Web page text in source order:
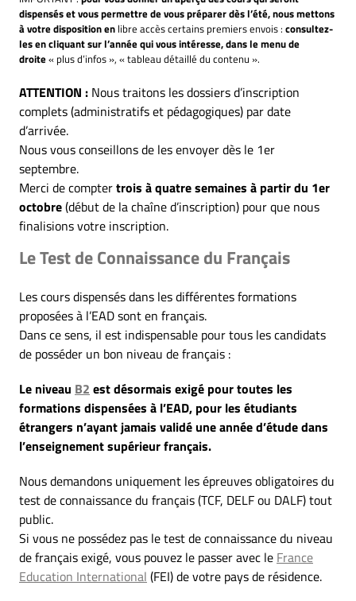
dispensés et vous permettre de vous préparer dès l’été, nous mettons
à votre disposition en libre accès certains premiers envois : consultez-
les en cliquant sur l’année qui vous intéresse, dans le menu de
droite« plus d’infos », « tableau détaillé du contenu ».
ATTENTION : Nous traitons les dossiers d’inscription
complets (administratifs et pédagogiques) par date
d’arrivée.
Nous vous conseillons de les envoyer dès le 1er
septembre.
Merci de comptertrois à quatre semaines à partir du 1er
octobre(début de la chaîne d’inscription) pour que nous
finalisions votre inscription.
Le Test de Connaissance du Français
Les cours dispensés dans les différentes formations
proposées à l’EAD sont en français.
Dans ce sens, il est indispensable pour tous les candidats
de posséder un bon niveau de français :
Le niveau B2 est désormais exigé pour toutes les
formations dispensées à l’EAD, pour les étudiants
étrangers n’ayant jamais validé une année d’étude dans
l’enseignement supérieur français.
Nous demandons uniquement les épreuves obligatoires du
test de connaissance du français (TCF, DELF ou DALF) tout
public.
Si vous ne possédez pas le test de connaissance du niveau
de français exigé, vous pouvez le passer avec le France
Education International (FEI) de votre pays de résidence.